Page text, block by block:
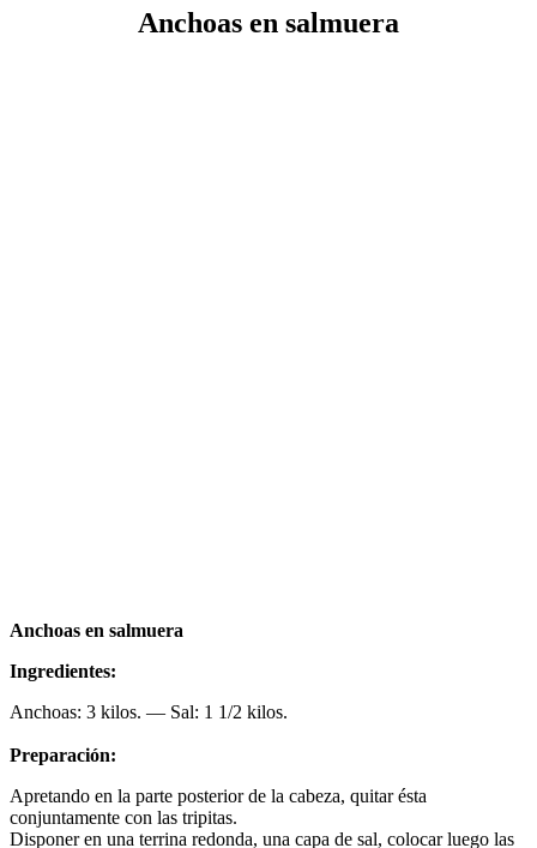
Anchoas en salmuera
Anchoas en salmuera
Ingredientes:
Anchoas: 3 kilos. — Sal: 1 1/2 kilos.
Preparación:
Apretando en la parte posterior de la cabeza, quitar ésta
conjuntamente con las tripitas.
Disponer en una terrina redonda, una capa de sal, colocar luego las